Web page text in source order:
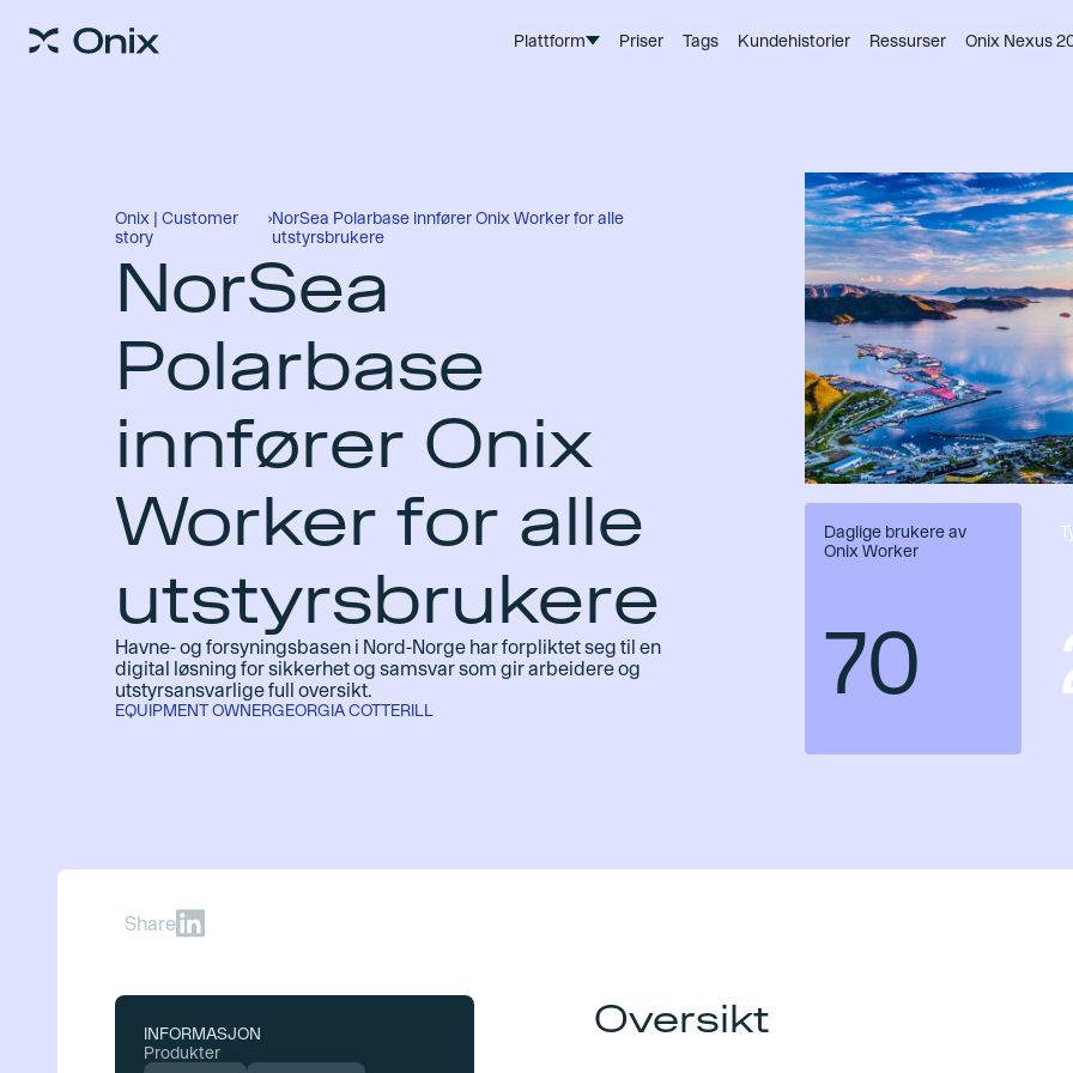
Plattform Priser Tags Kundehistorier Ressurser Onix Nexus
Onix | Customer
story
›NorSea Polarbase innfører Onix Worker for alle
utstyrsbrukere
NorSea
Polarbase
innfører Onix
Worker for alle
utstyrsbrukere
Havne- og forsyningsbasen i Nord-Norge har forpliktet seg til en
digital løsning for sikkerhet og samsvar som gir arbeidere og
utstyrsansvarlige full oversikt.
EQUIPMENT OWNERGEORGIA COTTERILL
Daglige brukere av
Onix Worker
70
Share
INFORMASJON
Produkter
Oversikt